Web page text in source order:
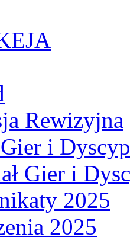
Rewizyjna
i
Gier i
2025
2025